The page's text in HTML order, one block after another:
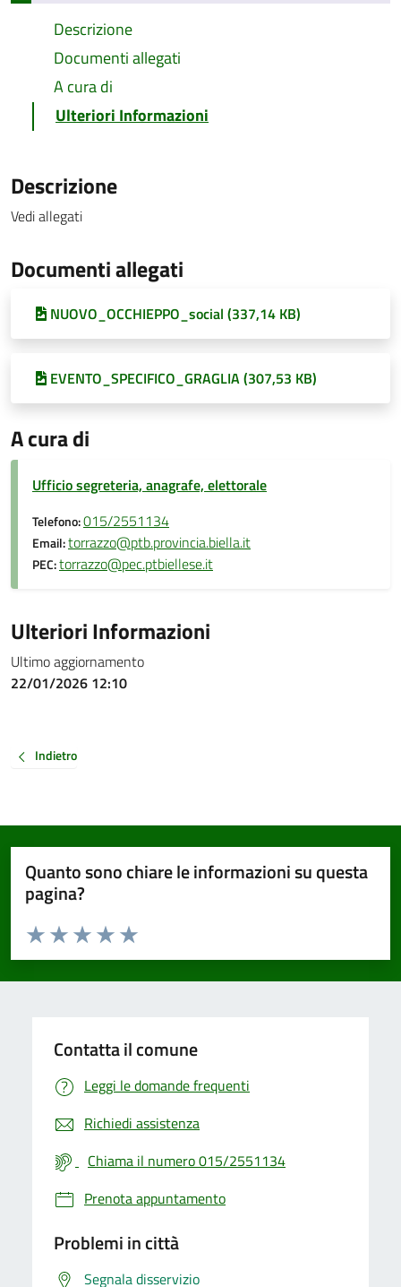
Descrizione
Documenti allegati
A cura di
Ulteriori Informazioni
Descrizione
Vedi allegati
Documenti allegati
NUOVO_OCCHIEPPO_social (337,14 KB)
EVENTO_SPECIFICO_GRAGLIA (307,53 KB)
A cura di
Ufficio segreteria, anagrafe, elettorale
Telefono:015/2551134
Email:torrazzo@ptb.provincia.biella.it
PEC:torrazzo@pec.ptbiellese.it
Ulteriori Informazioni
Ultimo aggiornamento
22/01/2026 12:10
Indietro
Quanto sono chiare le informazioni su questa
pagina?
Valuta da 1 a 5 stelle la pagina
Valuta 5 stelle su 5
Valuta 4 stelle su 5
Valuta 3 stelle su 5
Valuta 2 stelle su 5
Valuta 1 stelle su 5
Contatta il comune
Leggi le domande frequenti
Richiedi assistenza
Chiama il numero 015/2551134
Prenota appuntamento
Problemi in città
Segnala disservizio